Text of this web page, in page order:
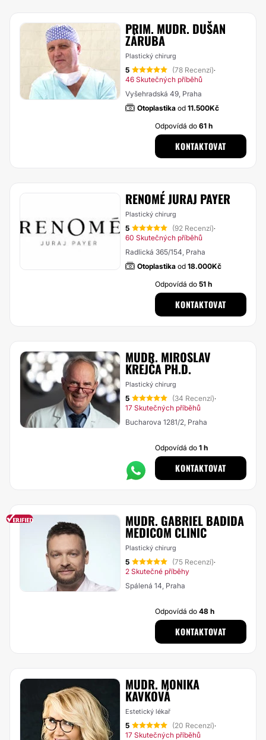
PRIM. MUDR. DUŠAN
ZÁRUBA
Plastický chirurg
5 (78 Recenzí)·
46 Skutečných příběhů
Vyšehradská 49, Praha
Otoplastika od 11.500Kč
Odpovídá do61 h
KONTAKTOVAT
RENOMÉ JURAJ PAYER
Plastický chirurg
5 (92 Recenzí)·
60 Skutečných příběhů
Radlická 365/154, Praha
Otoplastikaod 18.000Kč
Odpovídá do51 h
KONTAKTOVAT
MUDR. MIROSLAV
KREJČA PH.D.
Plastický chirurg
5 (34 Recenzí)·
17 Skutečných příběhů
Bucharova 1281/2, Praha
Odpovídá do1 h
KONTAKTOVAT
MUDR. GABRIEL BADIDA
MEDICOM CLINIC
Plastický chirurg
5 (75 Recenzí)·
2 Skutečné příběhy
Spálená 14, Praha
Odpovídá do48 h
KONTAKTOVAT
MUDR. MONIKA
KAVKOVÁ
Estetický lékař
5 (20 Recenzí)·
17 Skutečných příběhů